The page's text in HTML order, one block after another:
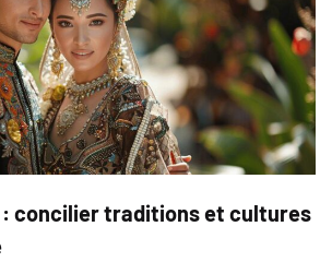
: concilier traditions et cultures